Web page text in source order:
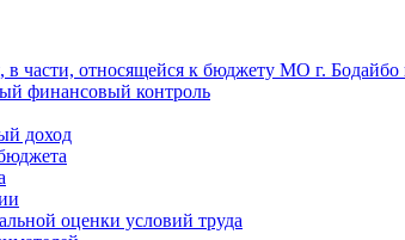
в части, относящейся к бюджету МО г. Бодайбо
финансовый контроль
доход
оценки условий труда